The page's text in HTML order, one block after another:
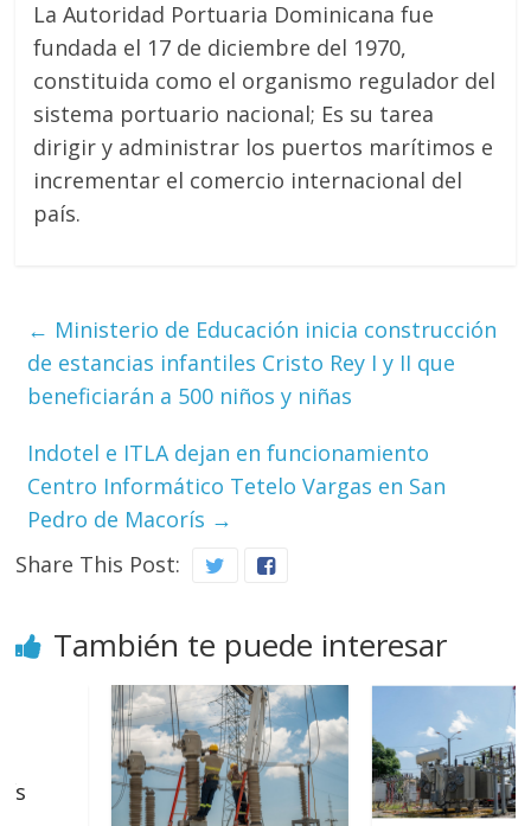
La Autoridad Portuaria Dominicana fue
fundada el 17 de diciembre del 1970,
constituida como el organismo regulador del
sistema portuario nacional; Es su tarea
dirigir y administrar los puertos marítimos e
incrementar el comercio internacional del
país.
← Ministerio de Educación inicia construcción
de estancias infantiles Cristo Rey I y II que
beneficiarán a 500 niños y niñas
Indotel e ITLA dejan en funcionamiento
Centro Informático Tetelo Vargas en San
Pedro de Macorís →
Share This Post:
También te puede interesar